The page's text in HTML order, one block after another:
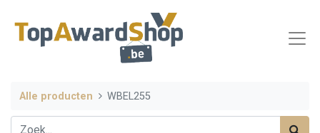
Alle producten WBEL255